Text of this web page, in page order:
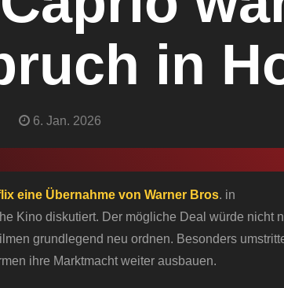
in
6. Jan. 2026
eine Übernahme von Warner Bros. in
Kino diskutiert. Der mögliche Deal würde nicht
grundlegend neu ordnen. Besonders
ihre Marktmacht weiter ausbauen.